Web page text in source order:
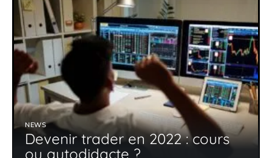
NEWS
Devenir trader en 2022 : cours
ou autodidacte ?